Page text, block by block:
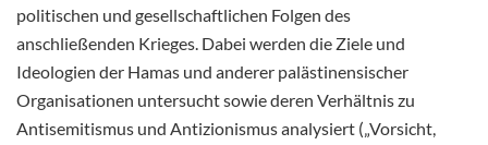
politischen und gesellschaftlichen Folgen des
anschließenden Krieges. Dabei werden die Ziele und
Ideologien der Hamas und anderer palästinensischer
Organisationen untersucht sowie deren Verhältnis zu
Antisemitismus und Antizionismus analysiert („Vorsicht,